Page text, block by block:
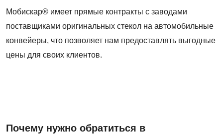
Мобискар® имеет прямые контракты с заводами
поставщиками оригинальных стекол на автомобильные
конвейеры, что позволяет нам предоставлять выгодные
цены для своих клиентов.
Почему нужно обратиться в